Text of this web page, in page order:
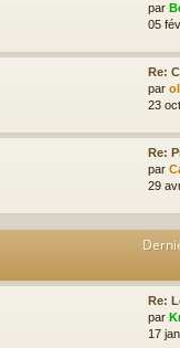
par
05
Re:
par
23
Re:
par
29
Re:
par
17